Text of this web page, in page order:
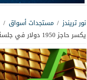
نور تريندز / مستجدات أسواق /
يكسر حاجز 1950 دولار في جلسة أوروبا